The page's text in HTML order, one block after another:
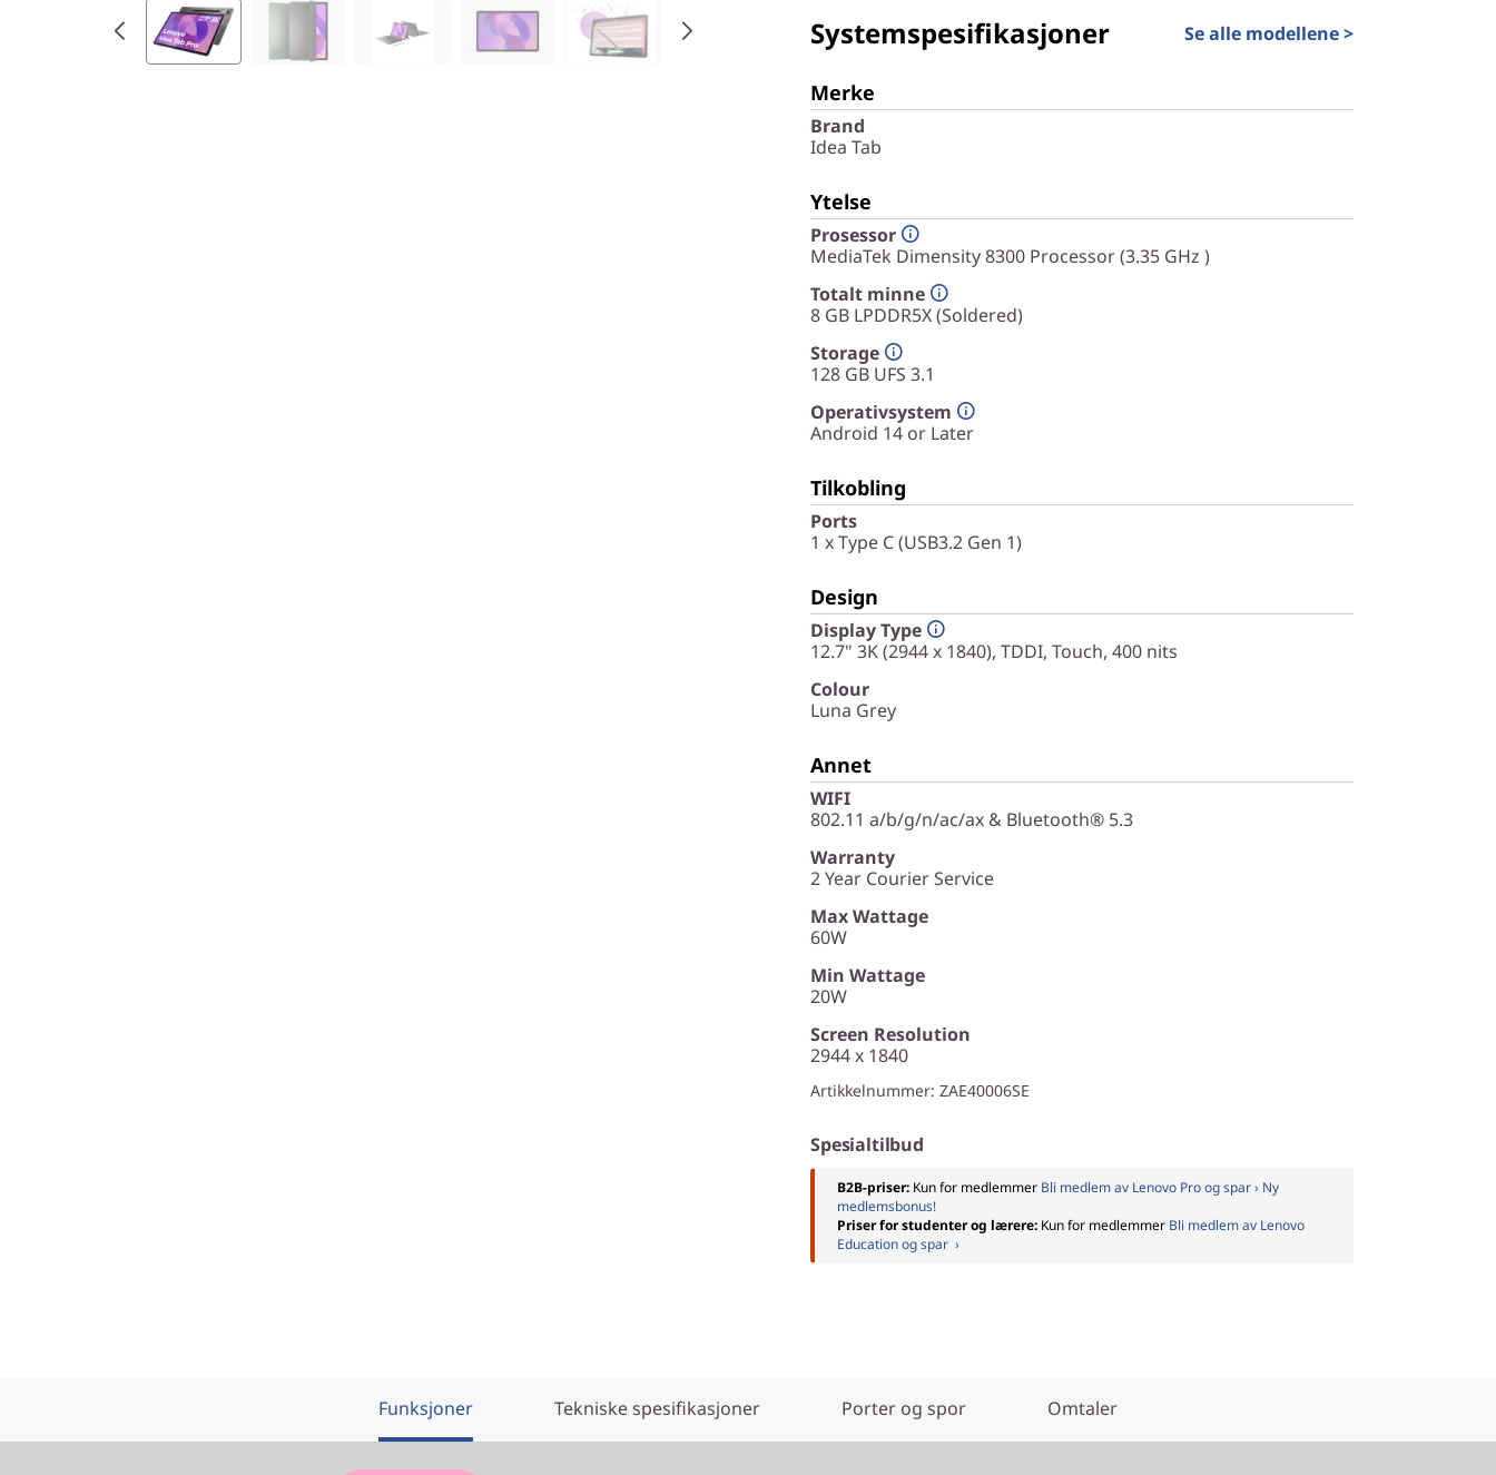
Systemspesifikasjoner Se alle modellene >
Merke
Brand
Idea Tab
Ytelse
Prosessor
MediaTek Dimensity 8300 Processor (3.35 GHz )
Totalt minne
8 GB LPDDR5X (Soldered)
Storage
128 GB UFS 3.1
Operativsystem
Android 14 or Later
Tilkobling
Ports
1 x Type C (USB3.2 Gen 1)
Design
Display Type
12.7" 3K (2944 x 1840), TDDI, Touch, 400 nits
Colour
Luna Grey
Annet
WIFI
802.11 a/b/g/n/ac/ax & Bluetooth® 5.3
Warranty
2 Year Courier Service
Max Wattage
60W
Min Wattage
20W
Screen Resolution
2944 x 1840
Artikkelnummer: ZAE40006SE
Spesialtilbud
B2B-priser: Kun for medlemmer Bli medlem av Lenovo Pro og spar › Ny
medlemsbonus!
Priser for studenter og lærere: Kun for medlemmer Bli medlem av Lenovo
Education og spar ›
Funksjoner Tekniske spesifikasjoner Porter og spor Omtaler